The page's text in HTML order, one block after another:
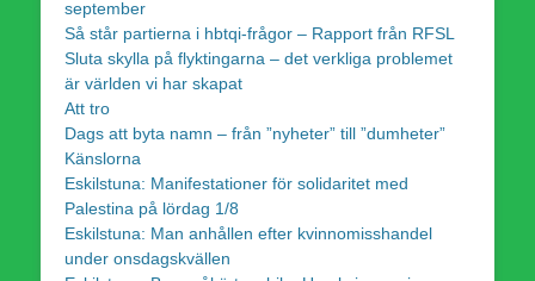
september
Så står partierna i hbtqi-frågor – Rapport från RFSL
Sluta skylla på flyktingarna – det verkliga problemet
är världen vi har skapat
Att tro
Dags att byta namn – från ”nyheter” till ”dumheter”
Känslorna
Eskilstuna: Manifestationer för solidaritet med
Palestina på lördag 1/8
Eskilstuna: Man anhållen efter kvinnomisshandel
under onsdagskvällen